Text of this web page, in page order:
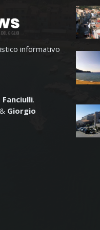
informativo
.
& Giorgio